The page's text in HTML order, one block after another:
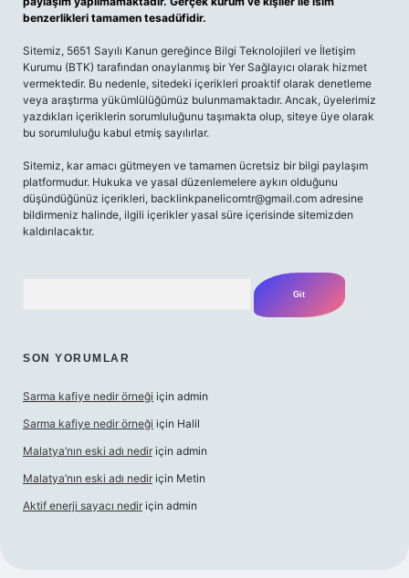
benzerlikleri tamamen tesadüfidir.
Sitemiz, 5651 Sayılı Kanun gereğince Bilgi Teknolojileri ve İletişim
Kurumu (BTK) tarafından onaylanmış bir Yer Sağlayıcı olarak hizmet
vermektedir. Bu nedenle, sitedeki içerikleri proaktif olarak denetleme
veya araştırma yükümlülüğümüz bulunmamaktadır. Ancak, üyelerimiz
yazdıkları içeriklerin sorumluluğunu taşımakta olup, siteye üye olarak
bu sorumluluğu kabul etmiş sayılırlar.
Sitemiz, kar amacı gütmeyen ve tamamen ücretsiz bir bilgi paylaşım
platformudur. Hukuka ve yasal düzenlemelere aykırı olduğunu
düşündüğünüz içerikleri, backlinkpanelicomtr@gmail.com adresine
bildirmeniz halinde, ilgili içerikler yasal süre içerisinde sitemizden
kaldırılacaktır.
SON YORUMLAR
Sarma kafiye nedir örneği için admin
Sarma kafiye nedir örneği için Halil
Malatya’nın eski adı nedir için admin
Malatya’nın eski adı nedir için Metin
Aktif enerji sayacı nedir için admin